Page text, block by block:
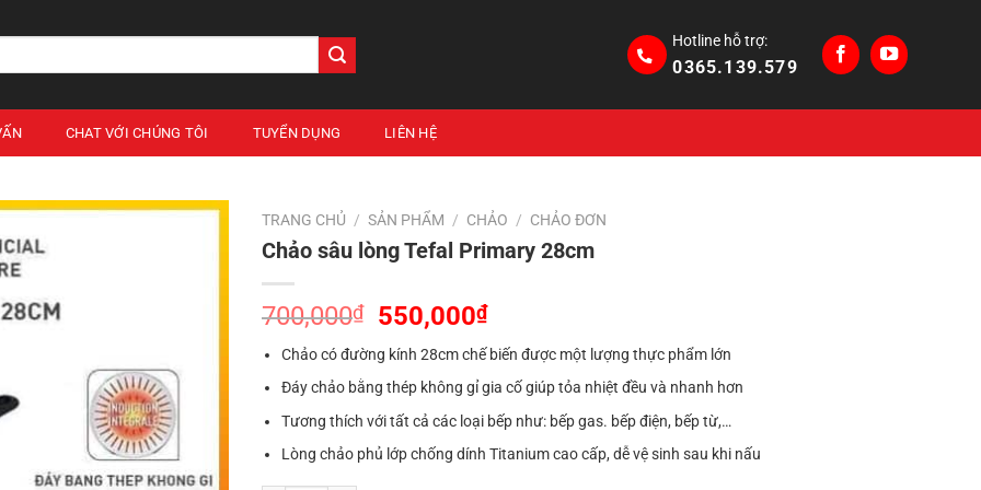
Hotline hỗ trợ:
0365.139.579
CHAT VỚI CHÚNG TÔI TUYỂN DỤNG LIÊN HỆ
TRANG CHỦ / SẢN PHẨM / CHẢO / CHẢO ĐƠN
Chảo sâu lòng Tefal Primary 28cm
700,000₫
Giá
gốc
là:
700,000₫.
550,000₫Giá
hiện
tại
là:
550,000₫.
Chảo có đường kính 28cm chế biến được một lượng thực phẩm lớn
Đáy chảo bằng thép không gỉ gia cố giúp tỏa nhiệt đều và nhanh hơn
Tương thích với tất cả các loại bếp như: bếp gas. bếp điện, bếp từ,…
Lòng chảo phủ lớp chống dính Titanium cao cấp, dễ vệ sinh sau khi nấu